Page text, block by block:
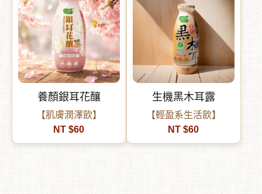
養顏銀耳花釀
【肌膚潤澤飲】
NT $60
生機黑木耳露
【輕盈系生活飲】
NT $60